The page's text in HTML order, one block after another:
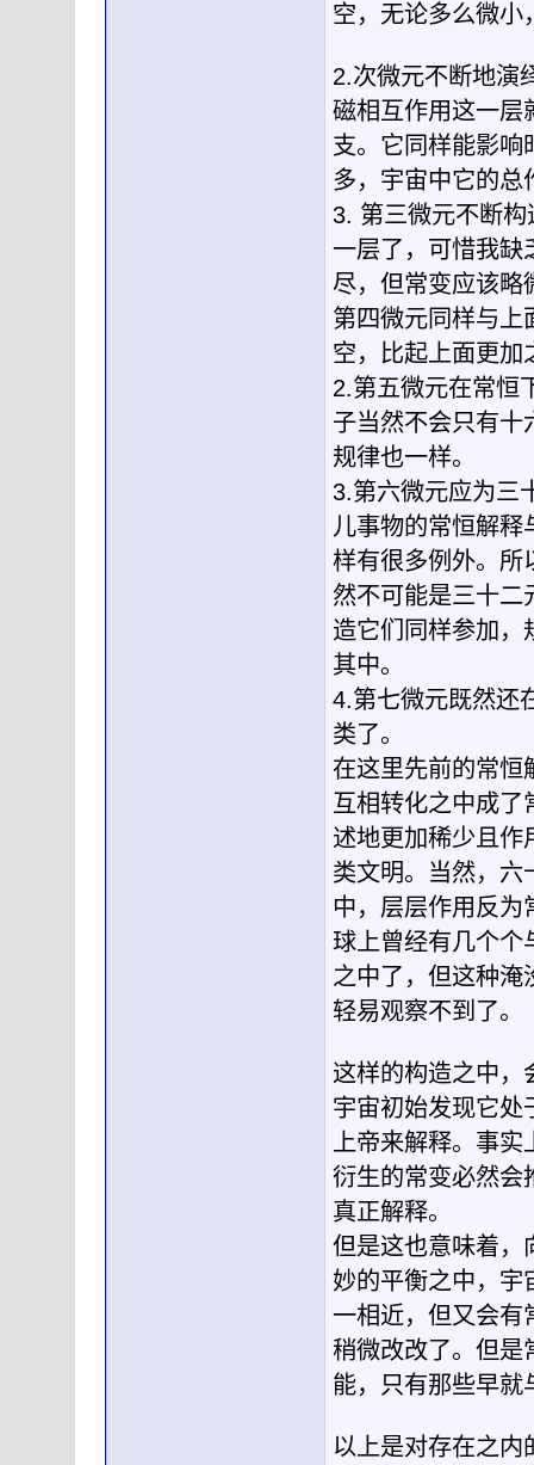
空，无论多么微小
2.次微元不断地演
磁相互作用这一层
支。它同样能影响
多，宇宙中它的总
3. 第三微元不断
一层了，可惜我缺
尽，但常变应该略
第四微元同样与上
空，比起上面更加
2.第五微元在常恒
子当然不会只有十
规律也一样。
3.第六微元应为三
儿事物的常恒解释
样有很多例外。所
然不可能是三十二
造它们同样参加，
其中。
4.第七微元既然还
类了。
在这里先前的常恒
互相转化之中成
述地更加稀少且作
类文明。当然，六
中，层层作用反为
球上曾经有几个个
之中了，但这种淹
轻易观察不到了。
这样的构造之中，
宇宙初始发现它处
上帝来解释。事
衍生的常变必然会
真正解释。
但是这也意味着，
妙的平衡之中，宇
一相近，但又会有
稍微改改了。但是
能，只有那些早就
以上是对存在之内